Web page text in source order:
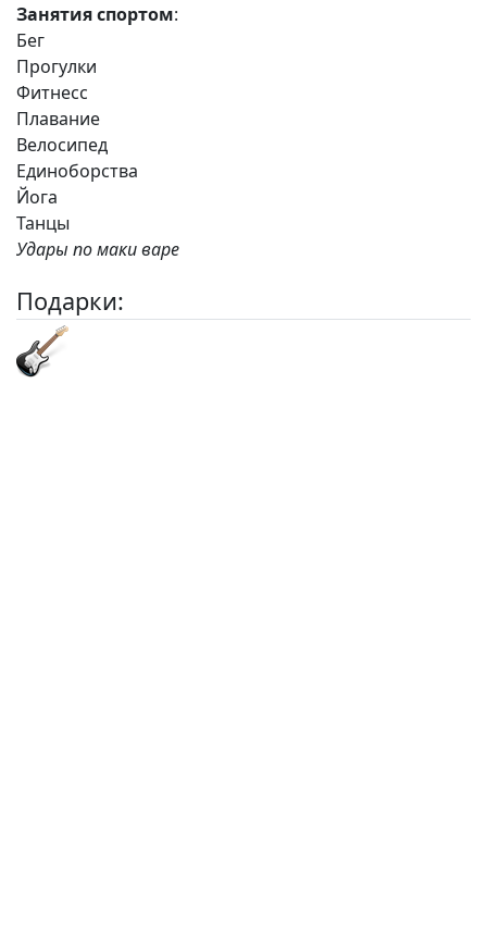
Занятия спортом:
Бег
Прогулки
Фитнесс
Плавание
Велосипед
Единоборства
Йога
Танцы
Удары по маки варе
Подарки: